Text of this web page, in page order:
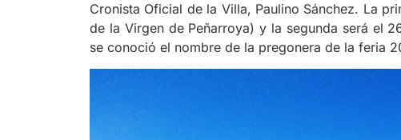
Cronista Oficial de la Villa, Paulino Sánchez. La
de la Virgen de Peñarroya) y la segunda será el
se conoció el nombre de la pregonera de la feria